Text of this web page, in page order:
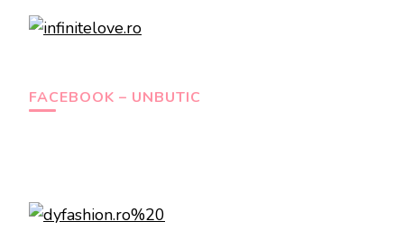
FACEBOOK – UNBUTIC